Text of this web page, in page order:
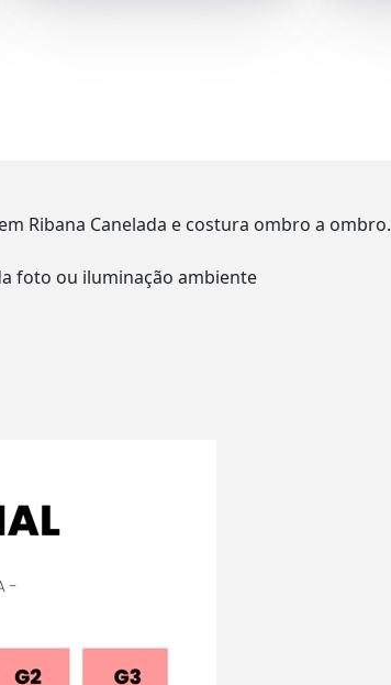
Ribana Canelada e costura ombro a ombro.
foto ou iluminação ambiente